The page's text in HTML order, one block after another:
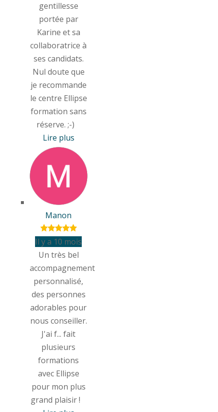
gentillesse
portée par
Karine et sa
collaboratrice à
ses candidats.
Nul doute que
je recommande
le centre Ellipse
formation sans
réserve. ;-)
Lire plus
Manon
Il y a 10 mois
Un très bel
accompagnement
personnalisé,
des personnes
adorables pour
nous conseiller.
J'ai f... fait
plusieurs
formations
avec Ellipse
pour mon plus
grand plaisir !